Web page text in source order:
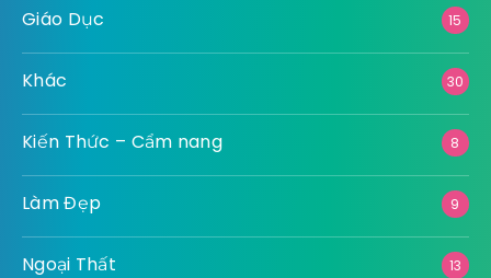
Giáo Dục 15
Khác 30
Kiến Thức – Cẩm nang 8
Làm Đẹp 9
Ngoại Thất 13